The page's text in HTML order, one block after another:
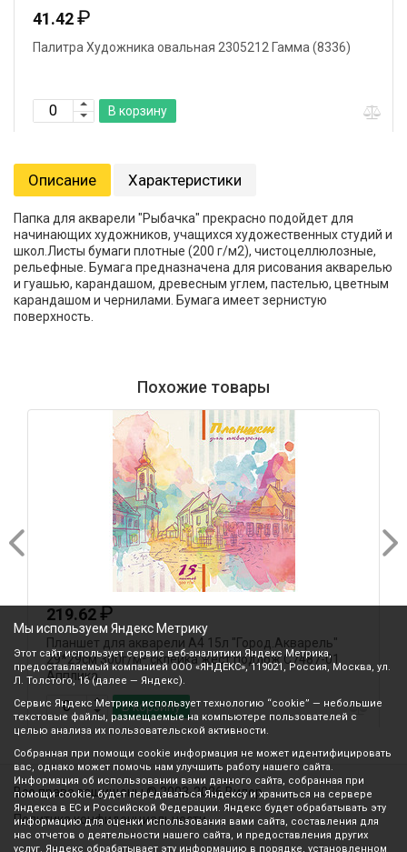
41.42₽
Палитра Художника овальная 2305212 Гамма (8336)
В корзину
Описание Характеристики
Папка для акварели "Рыбачка" прекрасно подойдет для
начинающих художников, учащихся художественных студий и
школ.Листы бумаги плотные (200 г/м2), чистоцеллюлозные,
рельефные. Бумага предназначена для рисования акварелью
и гуашью, карандашом, древесным углем, пастелью, цветным
карандашом и чернилами. Бумага имеет зернистую
поверхность.
Похожие товары
219.62₽
Планшет для акварели А4 15л "Город.Акварель"
29*29см 300г/м² склейка жест.подлож С7487-01
Апплика
В корзину
Все права защищены © 2003-2026 Вилор
Политика конфиденциальности
Мы используем Яндекс Метрику
Этот сайт использует сервис веб-аналитики Яндекс Метрика,
предоставляемый компанией ООО «ЯНДЕКС», 119021, Россия, Москва, ул.
Л. Толстого, 16 (далее — Яндекс).
Сервис Яндекс Метрика использует технологию “cookie” — небольшие
текстовые файлы, размещаемые на компьютере пользователей с
целью анализа их пользовательской активности.
Собранная при помощи cookie информация не может идентифицировать
вас, однако может помочь нам улучшить работу нашего сайта.
Информация об использовании вами данного сайта, собранная при
помощи cookie, будет передаваться Яндексу и храниться на сервере
Яндекса в ЕС и Российской Федерации. Яндекс будет обрабатывать эту
информацию для оценки использования вами сайта, составления для
нас отчетов о деятельности нашего сайта, и предоставления других
услуг. Яндекс обрабатывает эту информацию в порядке, установленном